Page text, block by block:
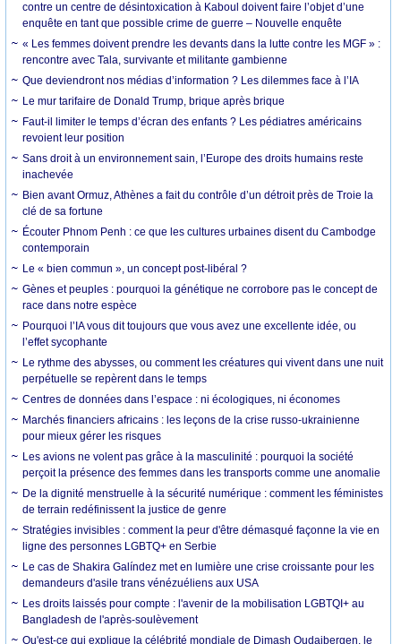
contre un centre de désintoxication à Kaboul doivent faire l’objet d’une
enquête en tant que possible crime de guerre – Nouvelle enquête
« Les femmes doivent prendre les devants dans la lutte contre les MGF » :
rencontre avec Tala, survivante et militante gambienne
Que deviendront nos médias d’information ? Les dilemmes face à l’IA
Le mur tarifaire de Donald Trump, brique après brique
Faut-il limiter le temps d’écran des enfants ? Les pédiatres américains
revoient leur position
Sans droit à un environnement sain, l’Europe des droits humains reste
inachevée
Bien avant Ormuz, Athènes a fait du contrôle d’un détroit près de Troie la
clé de sa fortune
Écouter Phnom Penh : ce que les cultures urbaines disent du Cambodge
contemporain
Le « bien commun », un concept post-libéral ?
Gènes et peuples : pourquoi la génétique ne corrobore pas le concept de
race dans notre espèce
Pourquoi l’IA vous dit toujours que vous avez une excellente idée, ou
l’effet sycophante
Le rythme des abysses, ou comment les créatures qui vivent dans une nuit
perpétuelle se repèrent dans le temps
Centres de données dans l’espace : ni écologiques, ni économes
Marchés financiers africains : les leçons de la crise russo-ukrainienne
pour mieux gérer les risques
Les avions ne volent pas grâce à la masculinité : pourquoi la société
perçoit la présence des femmes dans les transports comme une anomalie
De la dignité menstruelle à la sécurité numérique : comment les féministes
de terrain redéfinissent la justice de genre
Stratégies invisibles : comment la peur d'être démasqué façonne la vie en
ligne des personnes LGBTQ+ en Serbie
Le cas de Shakira Galíndez met en lumière une crise croissante pour les
demandeurs d'asile trans vénézuéliens aux USA
Les droits laissés pour compte : l'avenir de la mobilisation LGBTQI+ au
Bangladesh de l'après-soulèvement
Qu'est-ce qui explique la célébrité mondiale de Dimash Qudaibergen, le